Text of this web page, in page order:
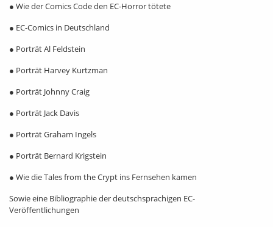
● Wie der Comics Code den EC-Horror tötete
● EC-Comics in Deutschland
● Porträt Al Feldstein
● Porträt Harvey Kurtzman
● Porträt Johnny Craig
● Porträt Jack Davis
● Porträt Graham Ingels
● Porträt Bernard Krigstein
● Wie die Tales from the Crypt ins Fernsehen kamen
Sowie eine Bibliographie der deutschsprachigen EC-
Veröffentlichungen